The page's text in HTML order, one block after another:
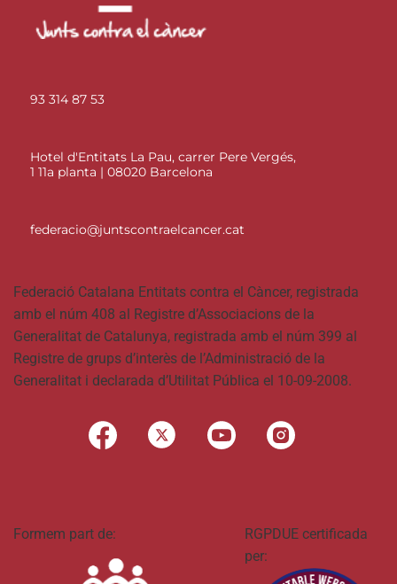
93 314 87 53
Hotel d'Entitats La Pau, carrer Pere Vergés,
1 11a planta | 08020 Barcelona
federacio@juntscontraelcancer.cat
Federació Catalana Entitats contra el Càncer, registrada
amb el núm 408 al Registre d’Associacions de la
Generalitat de Catalunya, registrada amb el núm 399 al
Registre de grups d’interès de l’Administració de la
Generalitat i declarada d’Utilitat Pública el 10-09-2008.
Formem part de:
RGPDUE certificada
per: